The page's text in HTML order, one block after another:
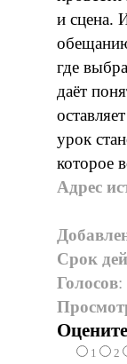
и сцена.
где
даёт
урок
которое
Адрес
Срок
Голосов:
1 2